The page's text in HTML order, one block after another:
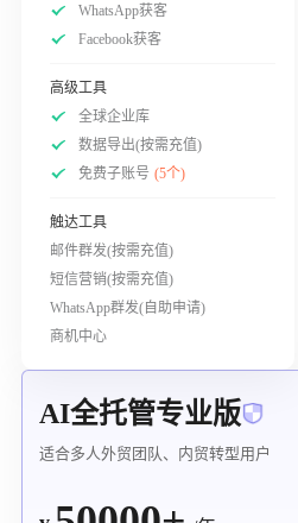
WhatsApp获客
Facebook获客
高级工具
全球企业库
数据导出(按需充值)
免费子账号 (5个)
触达工具
邮件群发(按需充值)
短信营销(按需充值)
WhatsApp群发(自助申请)
商机中心
AI全托管专业版
适合多人外贸团队、内贸转型用户